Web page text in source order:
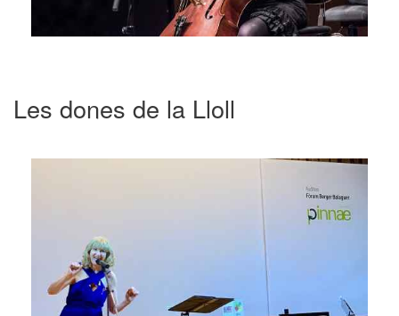
Les dones de la Lloll